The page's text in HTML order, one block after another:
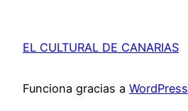
EL CULTURAL DE CANARIAS
Funciona gracias a WordPress